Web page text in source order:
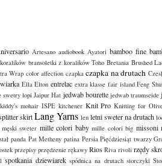
Artesano audiobook Ayatori bamboo fine
bransoletki z koralików Toho Bretania Brushed
Wrap color affection czapka czapka na drutach
Ella Elton entrelac extra klasse fair island Feng
swetry lopi Jaipur Hat jedwab bourette jedwab traumseide
kiddy's mohair ISPE kitchener Knit Pro Knitting for
skirt Lang Yarns len letni sweter na drutach
męski sweter mille colori baby mille colori big missoni
panda Pat Metheny patina Persia Pięćdziesiąt twarzy
przepisy przędzenie rękawy Rios Riva rivoli rzędy
spotkania dziewiarek spódnica na drutach storczyki